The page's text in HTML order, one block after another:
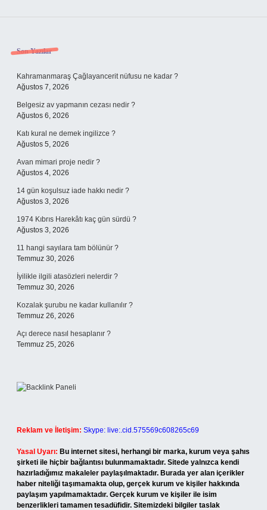
Sidebar
Son Yazılar
Kahramanmaraş Çağlayancerit nüfusu ne kadar ?
Ağustos 7, 2026
Belgesiz av yapmanın cezası nedir ?
Ağustos 6, 2026
Katı kural ne demek ingilizce ?
Ağustos 5, 2026
Avan mimari proje nedir ?
Ağustos 4, 2026
14 gün koşulsuz iade hakkı nedir ?
Ağustos 3, 2026
1974 Kıbrıs Harekâtı kaç gün sürdü ?
Ağustos 3, 2026
11 hangi sayılara tam bölünür ?
Temmuz 30, 2026
İyilikle ilgili atasözleri nelerdir ?
Temmuz 30, 2026
Kozalak şurubu ne kadar kullanılır ?
Temmuz 26, 2026
Açı derece nasıl hesaplanır ?
Temmuz 25, 2026
Reklam ve İletişim: Skype: live:.cid.575569c608265c69
Yasal Uyarı: Bu internet sitesi, herhangi bir marka, kurum veya şahıs
şirketi ile hiçbir bağlantısı bulunmamaktadır. Sitede yalnızca kendi
hazırladığımız makaleler paylaşılmaktadır. Burada yer alan içerikler
haber niteliği taşımamakta olup, gerçek kurum ve kişiler hakkında
paylaşım yapılmamaktadır. Gerçek kurum ve kişiler ile isim
benzerlikleri tamamen tesadüfidir. Sitemizdeki bilgiler taslak